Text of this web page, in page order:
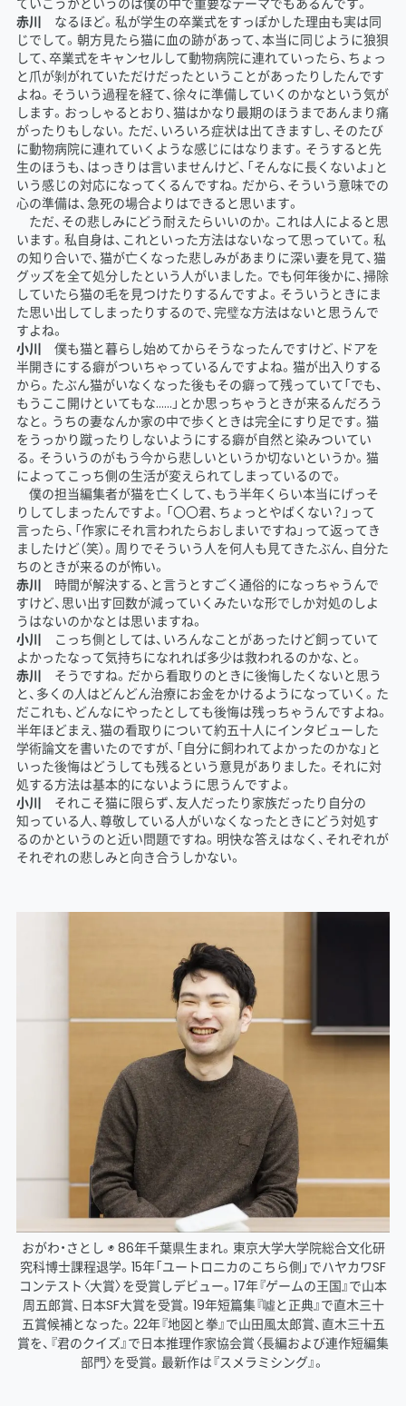
赤川 なるほど。私が学生の卒業式をすっぽかした理由も実は同
じでして。朝方見たら猫に血の跡があって、本当に同じように狼狽
して、卒業式をキャンセルして動物病院に連れていったら、ちょっ
と爪が剝がれていただけだったということがあったりしたんです
よね。そういう過程を経て、徐々に準備していくのかなという気が
します。おっしゃるとおり、猫はかなり最期のほうまであんまり痛
がったりもしない。ただ、いろいろ症状は出てきますし、そのたび
に動物病院に連れていくような感じにはなります。そうすると先
生のほうも、はっきりは言いませんけど、「そんなに長くないよ」と
いう感じの対応になってくるんですね。だから、そういう意味での
心の準備は、急死の場合よりはできると思います。
ただ、その悲しみにどう耐えたらいいのか。これは人によると思
います。私自身は、これといった方法はないなって思っていて。私
の知り合いで、猫が亡くなった悲しみがあまりに深い妻を見て、猫
グッズを全て処分したという人がいました。でも何年後かに、掃除
していたら猫の毛を見つけたりするんですよ。そういうときにま
た思い出してしまったりするので、完璧な方法はないと思うんで
すよね。
小川 僕も猫と暮らし始めてからそうなったんですけど、ドアを
半開きにする癖がついちゃっているんですよね。猫が出入りする
から。たぶん猫がいなくなった後もその癖って残っていて「でも、
もうここ開けといてもな……」とか思っちゃうときが来るんだろう
なと。うちの妻なんか家の中で歩くときは完全にすり足です。猫
をうっかり蹴ったりしないようにする癖が自然と染みついてい
る。そういうのがもう今から悲しいというか切ないというか。猫
によってこっち側の生活が変えられてしまっているので。
僕の担当編集者が猫を亡くして、もう半年くらい本当にげっそ
りしてしまったんですよ。「〇〇君、ちょっとやばくない？」って
言ったら、「作家にそれ言われたらおしまいですね」って返ってき
ましたけど（笑）。周りでそういう人を何人も見てきたぶん、自分た
ちのときが来るのが怖い。
赤川 時間が解決する、と言うとすごく通俗的になっちゃうんで
すけど、思い出す回数が減っていくみたいな形でしか対処のしよ
うはないのかなとは思いますね。
小川 こっち側としては、いろんなことがあったけど飼っていて
よかったなって気持ちになれれば多少は救われるのかな、と。
赤川 そうですね。だから看取りのときに後悔したくないと思う
と、多くの人はどんどん治療にお金をかけるようになっていく。た
だこれも、どんなにやったとしても後悔は残っちゃうんですよね。
半年ほどまえ、猫の看取りについて約五十人にインタビューした
学術論文を書いたのですが、「自分に飼われてよかったのかな」と
いった後悔はどうしても残るという意見がありました。それに対
処する方法は基本的にないように思うんですよ。
小川 それこそ猫に限らず、友人だったり家族だったり自分の
知っている人、尊敬している人がいなくなったときにどう対処す
るのかというのと近い問題ですね。明快な答えはなく、それぞれが
それぞれの悲しみと向き合うしかない。
おがわ・さとし ◉ 86年千葉県生まれ。東京大学大学院総合文化研
究科博士課程退学。15年「ユートロニカのこちら側」でハヤカワSF
コンテスト〈大賞〉を受賞しデビュー。17年『ゲームの王国』で山本
周五郎賞、日本SF大賞を受賞。19年短篇集『噓と正典』で直木三十
五賞候補となった。22年『地図と拳』で山田風太郎賞、直木三十五
賞を、『君のクイズ』で日本推理作家協会賞〈長編および連作短編集
部門〉を受賞。最新作は『スメラミシング』。